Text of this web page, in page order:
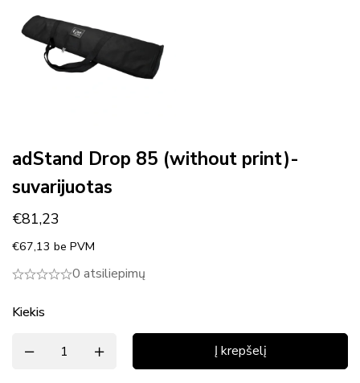
adStand Drop 85 (without print)-
suvarijuotas
€81,23
€67,13 be PVM
0 atsiliepimų
Kiekis
Į krepšelį